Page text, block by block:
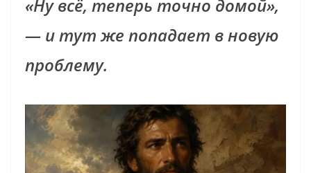
«Ну всё, теперь точно домой»,
— и тут же попадает в новую
проблему.